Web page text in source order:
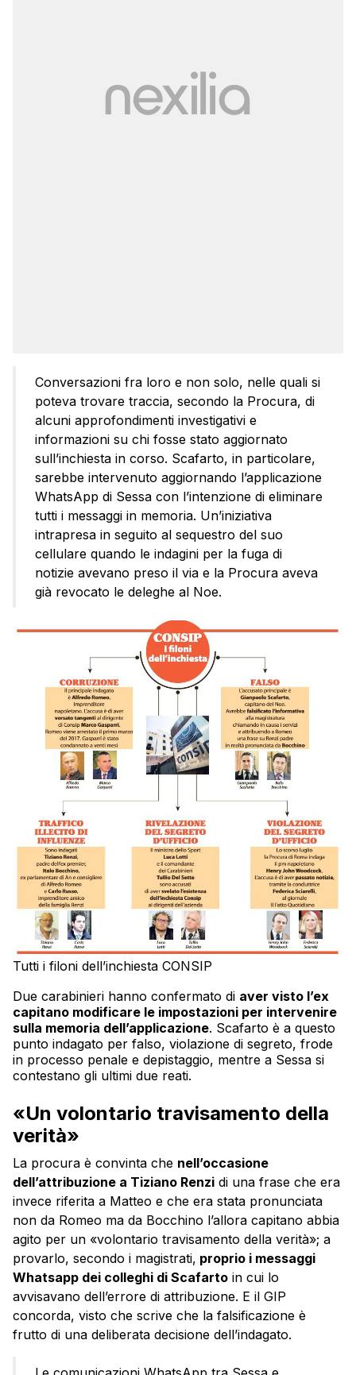
Conversazioni fra loro e non solo, nelle quali si
poteva trovare traccia, secondo la Procura, di
alcuni approfondimenti investigativi e
informazioni su chi fosse stato aggiornato
sull’inchiesta in corso. Scafarto, in particolare,
sarebbe intervenuto aggiornando l’applicazione
WhatsApp di Sessa con l’intenzione di eliminare
tutti i messaggi in memoria. Un’iniziativa
intrapresa in seguito al sequestro del suo
cellulare quando le indagini per la fuga di
notizie avevano preso il via e la Procura aveva
già revocato le deleghe al Noe.
Tutti i filoni dell’inchiesta CONSIP
Due carabinieri hanno confermato di aver visto l’ex
capitano modificare le impostazioni per intervenire
sulla memoria dell’applicazione. Scafarto è a questo
punto indagato per falso, violazione di segreto, frode
in processo penale e depistaggio, mentre a Sessa si
contestano gli ultimi due reati.
«Un volontario travisamento della
verità»
La procura è convinta che nell’occasione
dell’attribuzione a Tiziano Renzi di una frase che era
invece riferita a Matteo e che era stata pronunciata
non da Romeo ma da Bocchino l’allora capitano abbia
agito per un «volontario travisamento della verità»; a
provarlo, secondo i magistrati, proprio i messaggi
Whatsapp dei colleghi di Scafarto in cui lo
avvisavano dell’errore di attribuzione. E il GIP
concorda, visto che scrive che la falsificazione è
frutto di una deliberata decisione dell’indagato.